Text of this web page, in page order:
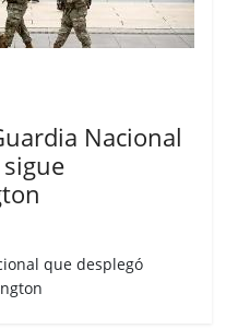
Nacional
que desplegó